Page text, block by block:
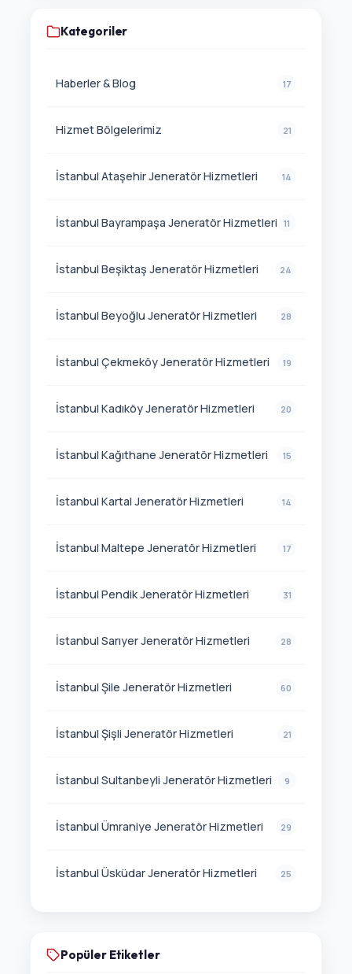
Kategoriler
Haberler & Blog 17
Hizmet Bölgelerimiz 21
İstanbul Ataşehir Jeneratör Hizmetleri 14
İstanbul Bayrampaşa Jeneratör Hizmetleri 11
İstanbul Beşiktaş Jeneratör Hizmetleri 24
İstanbul Beyoğlu Jeneratör Hizmetleri 28
İstanbul Çekmeköy Jeneratör Hizmetleri 19
İstanbul Kadıköy Jeneratör Hizmetleri 20
İstanbul Kağıthane Jeneratör Hizmetleri 15
İstanbul Kartal Jeneratör Hizmetleri 14
İstanbul Maltepe Jeneratör Hizmetleri 17
İstanbul Pendik Jeneratör Hizmetleri 31
İstanbul Sarıyer Jeneratör Hizmetleri 28
İstanbul Şile Jeneratör Hizmetleri 60
İstanbul Şişli Jeneratör Hizmetleri 21
İstanbul Sultanbeyli Jeneratör Hizmetleri 9
İstanbul Ümraniye Jeneratör Hizmetleri 29
İstanbul Üsküdar Jeneratör Hizmetleri 25
Popüler Etiketler